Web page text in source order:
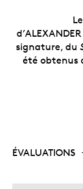
signature, du
été obtenus
ÉVALUATIONS